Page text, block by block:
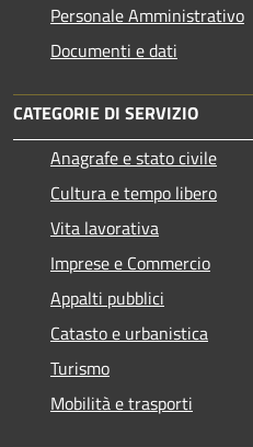
Personale Amministrativo
Documenti e dati
CATEGORIE DI SERVIZIO
Anagrafe e stato civile
Cultura e tempo libero
Vita lavorativa
Imprese e Commercio
Appalti pubblici
Catasto e urbanistica
Turismo
Mobilità e trasporti